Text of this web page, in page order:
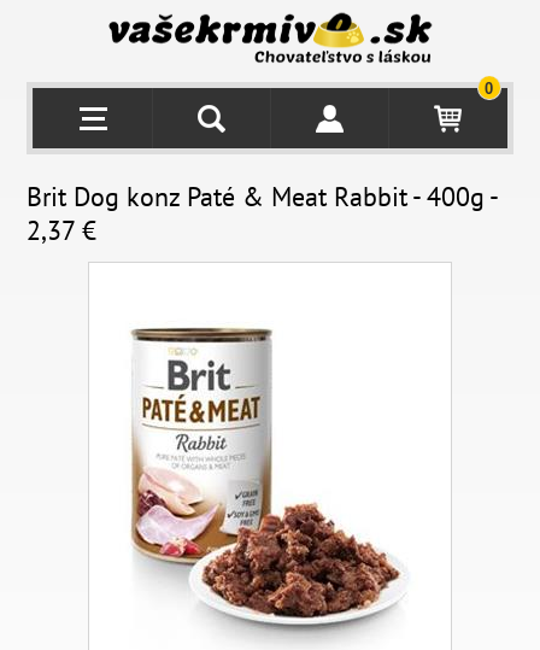
0
Brit Dog konz Paté & Meat Rabbit - 400g -
2,37 €